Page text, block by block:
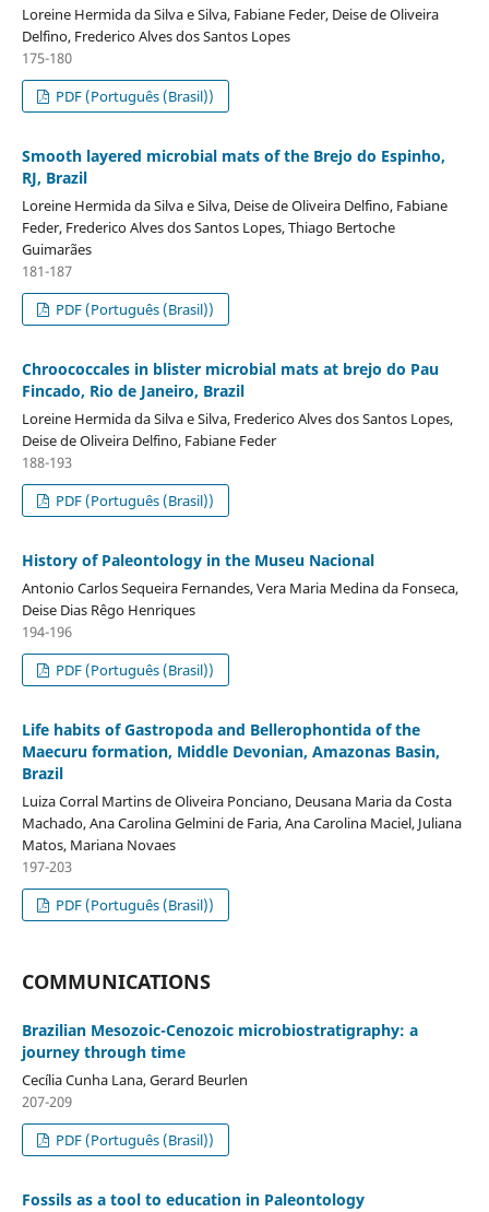
Loreine Hermida da Silva e Silva, Fabiane Feder, Deise de Oliveira
Delfino, Frederico Alves dos Santos Lopes
175-180
PDF (Português (Brasil))
Smooth layered microbial mats of the Brejo do Espinho,
RJ, Brazil
Loreine Hermida da Silva e Silva, Deise de Oliveira Delfino, Fabiane
Feder, Frederico Alves dos Santos Lopes, Thiago Bertoche
Guimarães
181-187
PDF (Português (Brasil))
Chroococcales in blister microbial mats at brejo do Pau
Fincado, Rio de Janeiro, Brazil
Loreine Hermida da Silva e Silva, Frederico Alves dos Santos Lopes,
Deise de Oliveira Delfino, Fabiane Feder
188-193
PDF (Português (Brasil))
History of Paleontology in the Museu Nacional
Antonio Carlos Sequeira Fernandes, Vera Maria Medina da Fonseca,
Deise Dias Rêgo Henriques
194-196
PDF (Português (Brasil))
Life habits of Gastropoda and Bellerophontida of the
Maecuru formation, Middle Devonian, Amazonas Basin,
Brazil
Luiza Corral Martins de Oliveira Ponciano, Deusana Maria da Costa
Machado, Ana Carolina Gelmini de Faria, Ana Carolina Maciel, Juliana
Matos, Mariana Novaes
197-203
PDF (Português (Brasil))
COMMUNICATIONS
Brazilian Mesozoic-Cenozoic microbiostratigraphy: a
journey through time
Cecília Cunha Lana, Gerard Beurlen
207-209
PDF (Português (Brasil))
Fossils as a tool to education in Paleontology